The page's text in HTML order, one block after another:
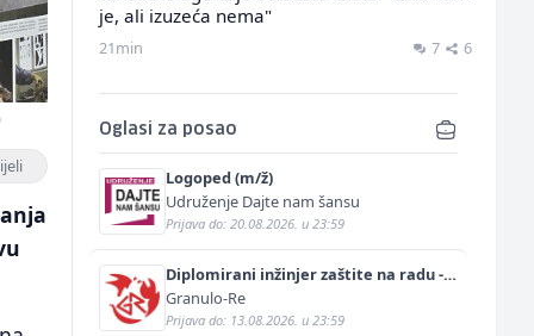
je, ali izuzeća nema"
21min 7 6
Oglasi za posao
Logoped (m/ž)
Udruženje Dajte nam šansu
Prijava do: 20.08.2026. u 23:59
Diplomirani inžinjer zaštite na radu -
Bachelor inžinjer sigurnosti i pomoći
(m/ž)
Granulo-Re
Prijava do: 13.08.2026. u 23:59